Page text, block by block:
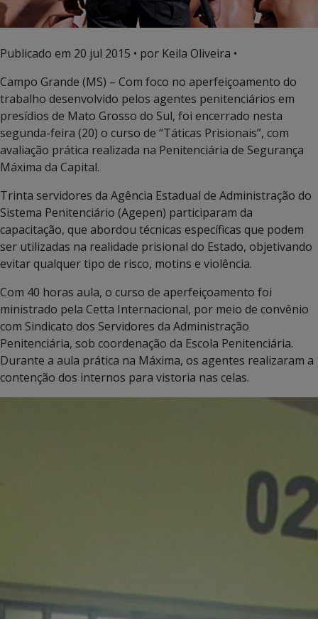
Publicado em 20 jul 2015 • por Keila Oliveira •
Campo Grande (MS) – Com foco no aperfeiçoamento do
trabalho desenvolvido pelos agentes penitenciários em
presídios de Mato Grosso do Sul, foi encerrado nesta
segunda-feira (20) o curso de “Táticas Prisionais”, com
avaliação prática realizada na Penitenciária de Segurança
Máxima da Capital.
Trinta servidores da Agência Estadual de Administração do
Sistema Penitenciário (Agepen) participaram da
capacitação, que abordou técnicas específicas que podem
ser utilizadas na realidade prisional do Estado, objetivando
evitar qualquer tipo de risco, motins e violência.
Com 40 horas aula, o curso de aperfeiçoamento foi
ministrado pela Cetta Internacional, por meio de convênio
com Sindicato dos Servidores da Administração
Penitenciária, sob coordenação da Escola Penitenciária.
Durante a aula prática na Máxima, os agentes realizaram a
contenção dos internos para vistoria nas celas.